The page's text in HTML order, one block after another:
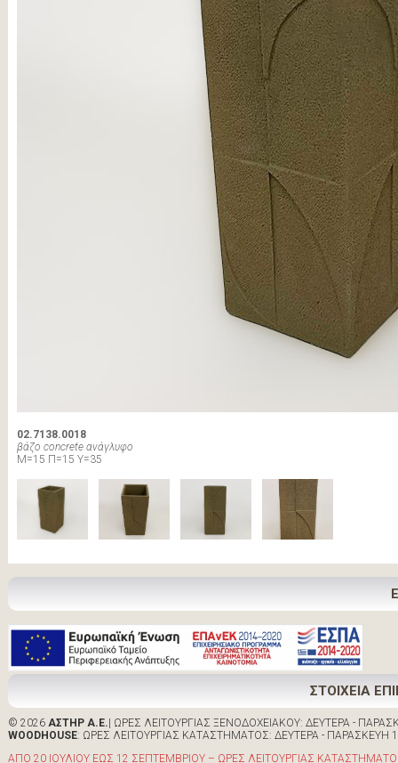
02.7138.0018
βάζο concrete ανάγλυφο
Μ=15 Π=15 Υ=35
ΣΤΟΙΧΕΙΑ
© 2026 ΑΣΤΗΡ Α.Ε.| ΩΡΕΣ ΛΕΙΤΟΥΡΓΙΑΣ ΞΕΝΟΔΟΧΕΙΑΚΟΥ: ΔΕΥΤΕΡΑ -
WOODHOUSE: ΩΡΕΣ ΛΕΙΤΟΥΡΓΙΑΣ ΚΑΤΑΣΤΗΜΑΤΟΣ: ΔΕΥΤΕΡΑ - ΠΑΡΑΣΚΕΥΗ
ΑΠΟ 20 ΙΟΥΛΙΟΥ ΕΩΣ 12 ΣΕΠΤΕΜΒΡΙΟΥ – ΩΡΕΣ ΛΕΙΤΟΥΡΓΙΑΣ